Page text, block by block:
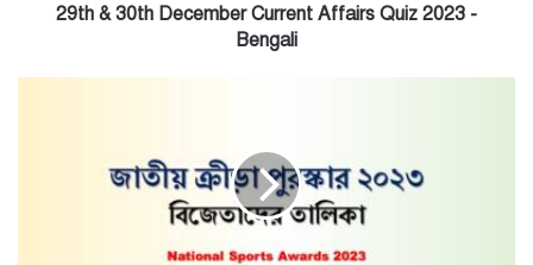
Bengali29th & 30th December Current Affairs Quiz 2023 -
Bengali